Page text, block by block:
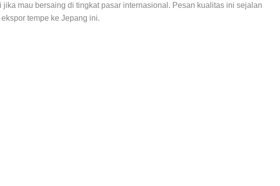
mau bersaing di tingkat pasar internasional. Pesan kualitas ini sejalan
tempe ke Jepang ini.